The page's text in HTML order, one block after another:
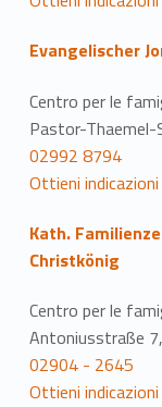
Evangelischer
Centro per le
Pastor-
02992 8794
Ottieni indicazioni
Kath.
Christkönig
Centro per le
Antoniusstraße
02904 - 2645
Ottieni indicazioni